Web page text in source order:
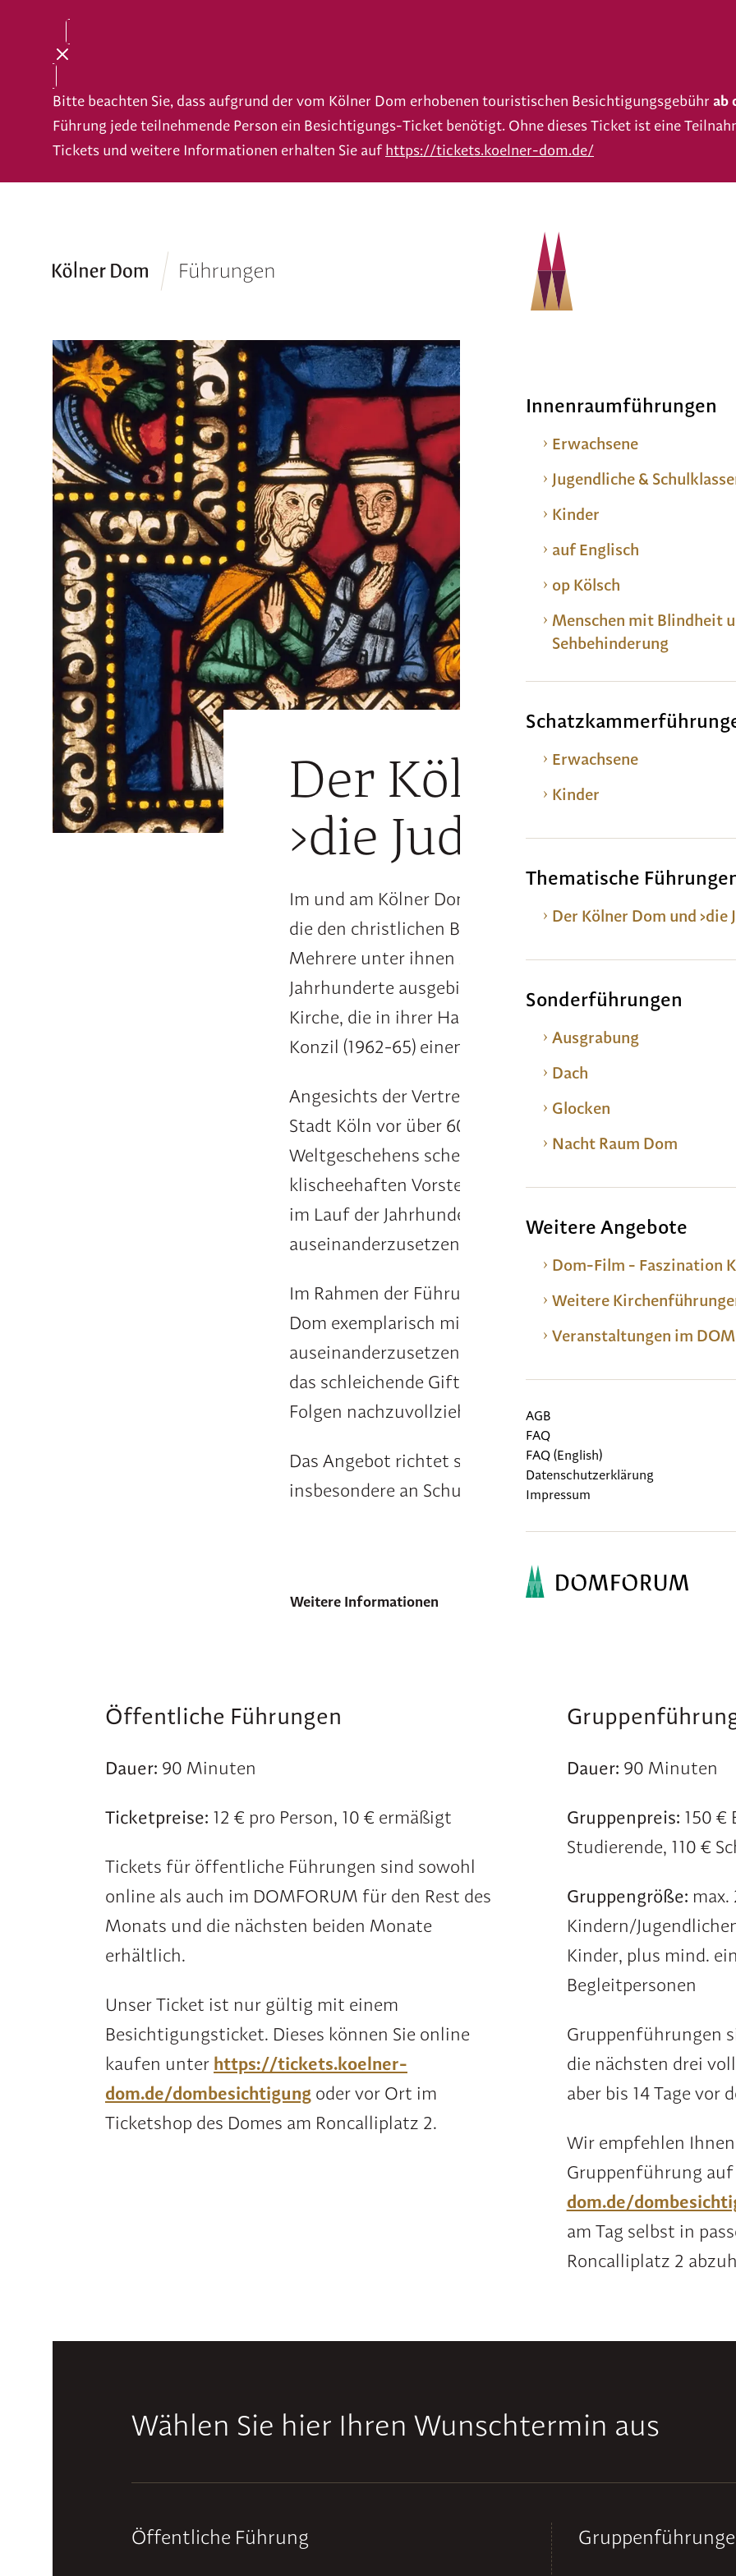
Bitte beachten Sie, dass aufgrund der vom Kölner Dom erhobenen touristischen Besichtigungsgebühr ab
Führung jede teilnehmende Person ein Besichtigungs-Ticket benötigt. Ohne dieses Ticket ist eine
Tickets und weitere Informationen erhalten Sie auf https://tickets.koelner-dom.de/
Innenraumführungen
Erwachsene
Jugendliche &
Kinder
auf Englisch
op Kölsch
Menschen mit Blindheit
Sehbehinderung
Erwachsene
Kinder
Thematische
Der Kölner Dom und ›die
Sonderführungen
Ausgrabung
Dach
Glocken
Nacht Raum Dom
Weitere Angebote
Dom-Film - Faszination
Weitere
Veranstaltungen im
AGB
FAQ
FAQ (English)
Datenschutzerklärung
Impressum
Der Kölner Dom
›die Juden‹
Im und am Kölner Dom lassen sich einige Kunstwerke
die den christlichen Blick auf das Judentum
Mehrere unter ihnen zeugen dabei von einer durch die
Jahrhunderte ausgebildeten Judenfeindschaft der
Kirche, die in ihrer Haltung erst durch das Zweite
Konzil (1962-65) einen epochalen Wandel vollzog.
Angesichts der Vertreibung der jüdischen Bevölkerung
Stadt Köln vor über 600 Jahren und des aktuell
Weltgeschehens scheint es dringend geboten, sich mit
klischeehaften Vorstellungen und abwertenden
im Lauf der Jahrhunderte geschaffenen Bildwerke
auseinanderzusetzen.
Im Rahmen der Führung besteht die Möglichkeit, sich
Dom exemplarisch mit einigen Kunstwerken
auseinanderzusetzen, diese historisch einzuordnen und
das schleichende Gift bildlicher Darstellungen und
Folgen nachzuvollziehen.
Das Angebot richtet sich an alle interessierten Gruppen,
insbesondere an Schulklassen ab dem 9. Schuljahr.
Weitere Informationen siehe:
Öffentliche Führungen
Dauer: 90 Minuten
Ticketpreise: 12 € pro Person, 10 € ermäßigt
Tickets für öffentliche Führungen sind sowohl
online als auch im DOMFORUM für den Rest des
Monats und die nächsten beiden Monate
erhältlich.
Unser Ticket ist nur gültig mit einem
Besichtigungsticket. Dieses können Sie online
kaufen unter https://tickets.koelner-
dom.de/dombesichtigung oder vor Ort im
Ticketshop des Domes am Roncalliplatz 2.
Dauer: 90 Minuten
Gruppenpreis: 150 €
Studierende, 110 €
Gruppengröße: max.
Kindern/
Kinder, plus mind.
Begleitpersonen
Gruppenführungen
die nächsten drei
aber bis 14 Tage vor
Wir empfehlen
Gruppenführung auf
dom.de/
am Tag selbst in
Roncalliplatz 2
Wählen Sie hier Ihren Wunschtermin aus
Öffentliche Führung